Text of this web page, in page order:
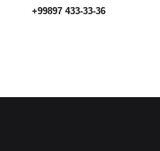
+99897 433-33-36